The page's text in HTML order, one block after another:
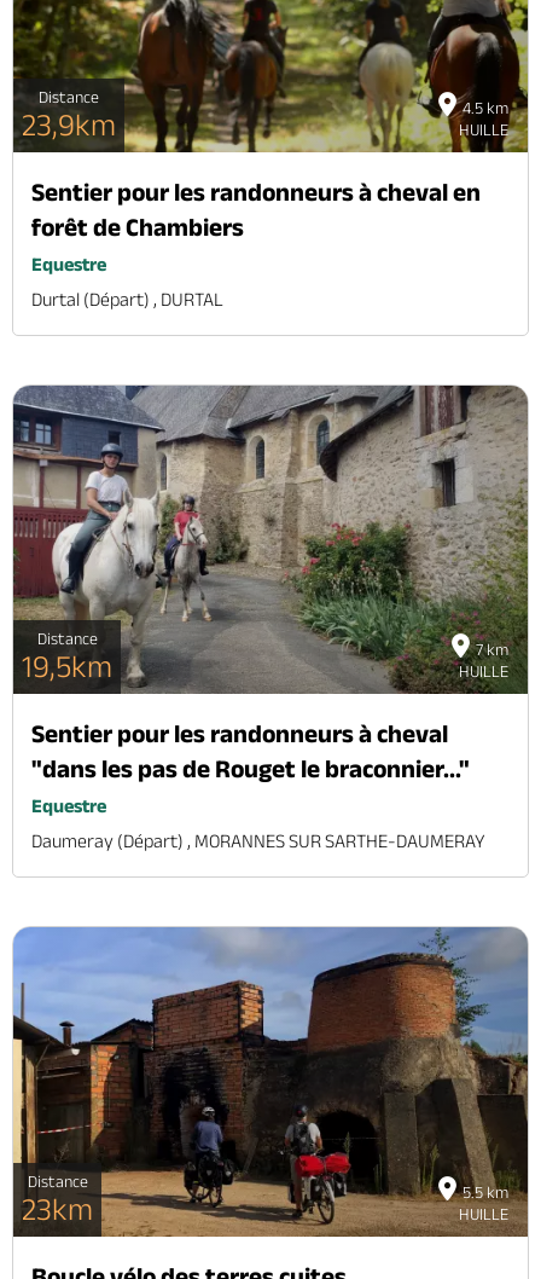
4.5 km
HUILLE
Distance
23,9km
Sentier pour les randonneurs à cheval en
forêt de Chambiers
Equestre
Durtal (départ) , DURTAL
7 km
HUILLE
Distance
19,5km
Sentier pour les randonneurs à cheval
"dans les pas de Rouget le braconnier..."
Equestre
Daumeray (départ) , MORANNES SUR SARTHE-DAUMERAY
5.5 km
HUILLE
Distance
23km